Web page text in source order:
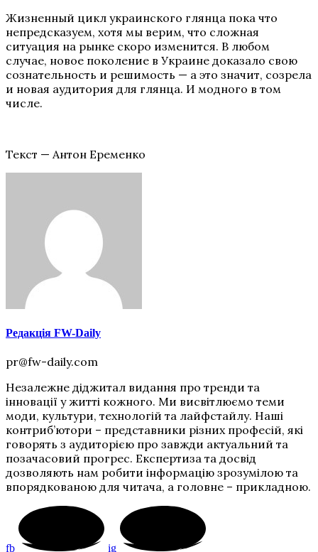
Жизненный цикл украинского глянца пока что
непредсказуем, хотя мы верим, что сложная
ситуация на рынке скоро изменится. В любом
случае, новое поколение в Украине доказало свою
сознательность и решимость — а это значит, созрела
и новая аудитория для глянца. И модного в том
числе.
Текст — Антон Еременко
Редакція FW-Daily
pr@fw-daily.com
Незалежне діджитал видання про тренди та
інновації у житті кожного. Ми висвітлюємо теми
моди, культури, технологій та лайфстайлу. Наші
контриб’ютори – представники різних професій, які
говорять з аудиторією про завжди актуальний та
позачасовий прогрес. Експертиза та досвід
дозволяють нам робити інформацію зрозумілою та
впорядкованою для читача, а головне – прикладною.
fb ig